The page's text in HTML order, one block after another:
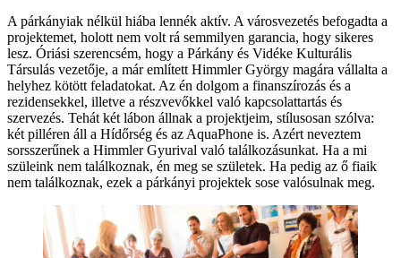
A párkányiak nélkül hiába lennék aktív. A városvezetés befogadta a
projektemet, holott nem volt rá semmilyen garancia, hogy sikeres
lesz. Óriási szerencsém, hogy a Párkány és Vidéke Kulturális
Társulás vezetője, a már említett Himmler György magára vállalta a
helyhez kötött feladatokat. Az én dolgom a finanszírozás és a
rezidensekkel, illetve a részvevőkkel való kapcsolattartás és
szervezés. Tehát két lábon állnak a projektjeim, stílusosan szólva:
két pilléren áll a Hídőrség és az AquaPhone is. Azért neveztem
sorsszerűnek a Himmler Gyurival való találkozásunkat. Ha a mi
szüleink nem találkoznak, én meg se születek. Ha pedig az ő fiaik
nem találkoznak, ezek a párkányi projektek sose valósulnak meg.